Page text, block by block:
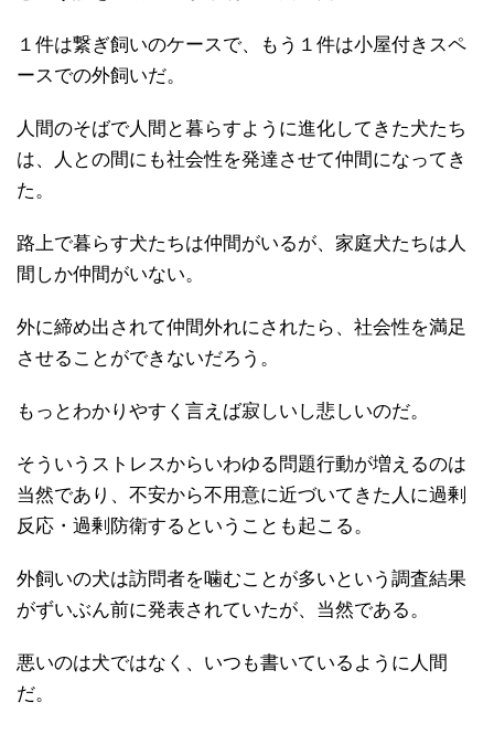
１件は繋ぎ飼いのケースで、もう１件は小屋付きスペ
ースでの外飼いだ。
人間のそばで人間と暮らすように進化してきた犬たち
は、人との間にも社会性を発達させて仲間になってき
た。
路上で暮らす犬たちは仲間がいるが、家庭犬たちは人
間しか仲間がいない。
外に締め出されて仲間外れにされたら、社会性を満足
させることができないだろう。
もっとわかりやすく言えば寂しいし悲しいのだ。
そういうストレスからいわゆる問題行動が増えるのは
当然であり、不安から不用意に近づいてきた人に過剰
反応・過剰防衛するということも起こる。
外飼いの犬は訪問者を噛むことが多いという調査結果
がずいぶん前に発表されていたが、当然である。
悪いのは犬ではなく、いつも書いているように人間
だ。